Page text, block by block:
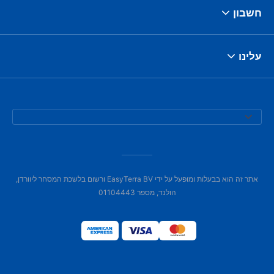
חשבון
עלינו
אתר זה הוא בבעלות ומופעל על ידי EasyTerra BV ורשום בלשכת המסחר ליוורדן,
הולנד, מספר 01104443